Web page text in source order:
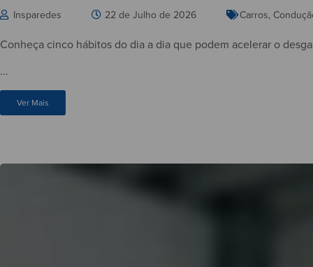
Insparedes 22 de Julho de 2026 Carros,
Conheça cinco hábitos do dia a dia que podem acelerar o
...
Ver Mais